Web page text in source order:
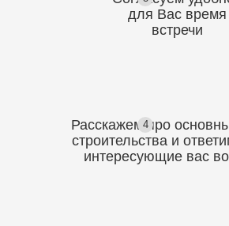
для Вас время
встречи
4
Расскажем про
строительства и
интересующие вас